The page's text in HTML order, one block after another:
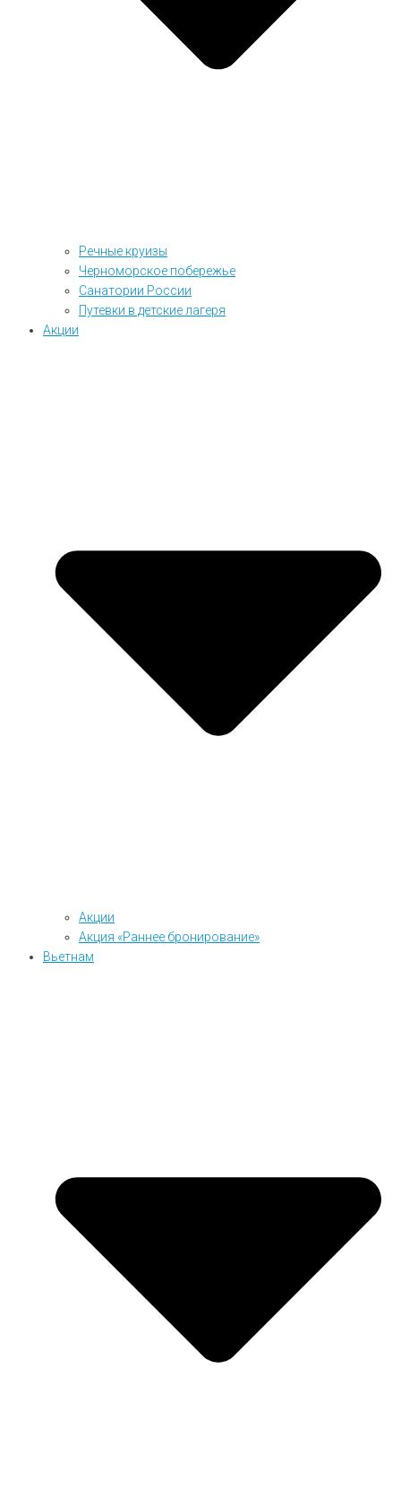
Речные круизы
Черноморское побережье
Санатории России
Путевки в детские лагеря
Акции
Акции
Акция «Раннее бронирование»
Вьетнам